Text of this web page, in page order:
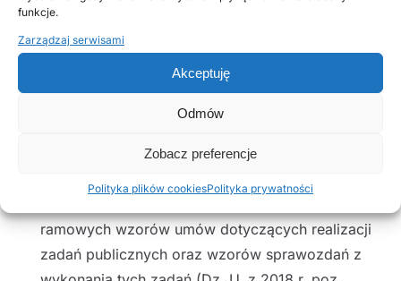
funkcje.
Zarządzaj serwisami
Akceptuję
Odmów
Zobacz preferencje
Polityka plików cookiesPolityka prywatności
Rencistów w Ruścu, ul. Koniecpolskiego 5, 97-438
Rusiec
Z organizacją wskazaną w § 1 pkt 1) zostanie
zawarta umowa na powierzenie realizacji zadania
załącznik do Rozporządzenia Przewodniczącego
Komitetu do Spraw Pożytku Publicznego z dnia 24
ramowych wzorów umów dotyczących realizacji
zadań publicznych oraz wzorów sprawozdań z